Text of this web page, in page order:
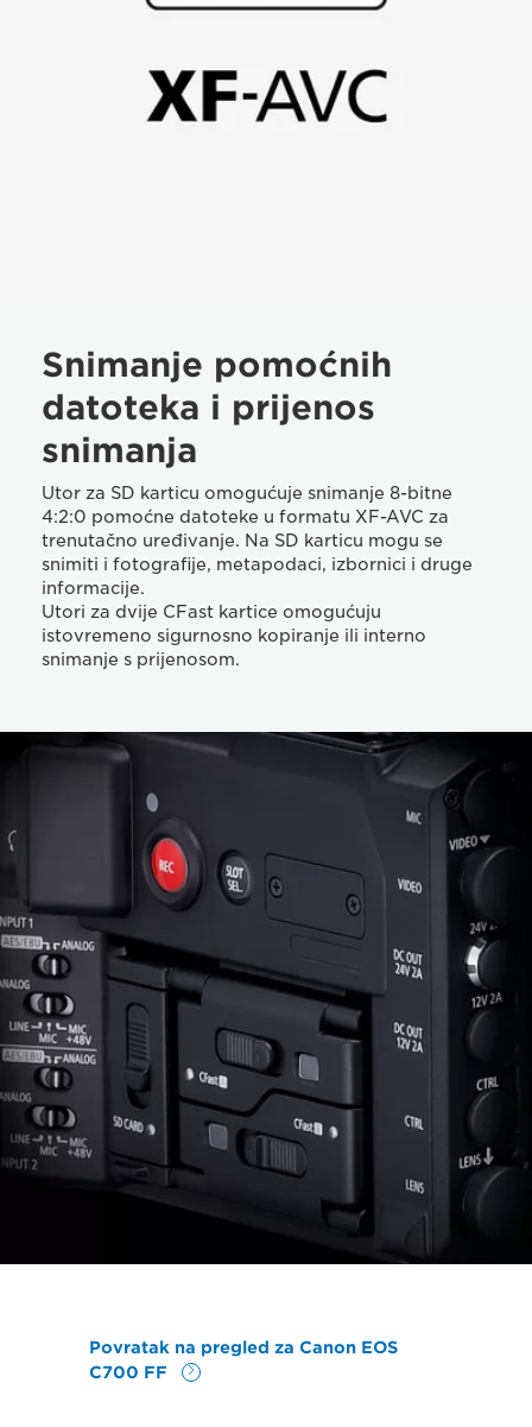
Snimanje pomoćnih
datoteka i prijenos
snimanja
Utor za SD karticu omogućuje snimanje 8-bitne
4:2:0 pomoćne datoteke u formatu XF-AVC za
trenutačno uređivanje. Na SD karticu mogu se
snimiti i fotografije, metapodaci, izbornici i druge
informacije.
Utori za dvije CFast kartice omogućuju
istovremeno sigurnosno kopiranje ili interno
snimanje s prijenosom.
Povratak na pregled za Canon EOS
C700 FF